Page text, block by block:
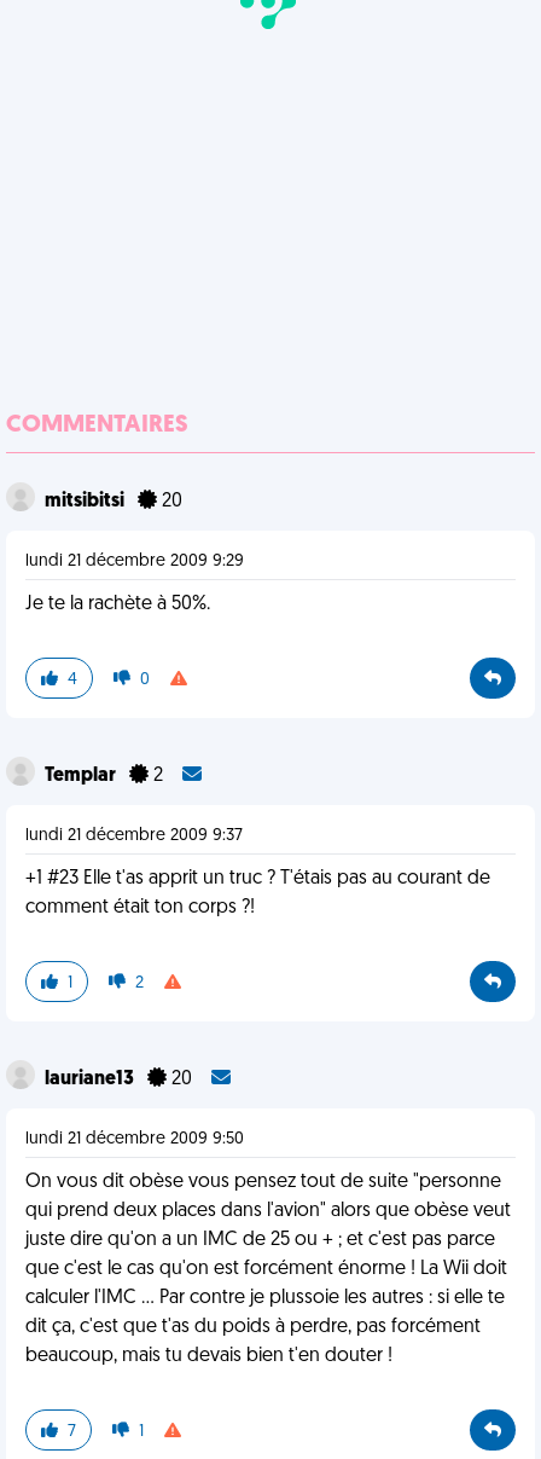
COMMENTAIRES
mitsibitsi 20
lundi 21 décembre 2009 9:29
Je te la rachète à 50%.
4 0
Templar 2
lundi 21 décembre 2009 9:37
+1 #23 Elle t'as apprit un truc ? T'étais pas au courant de
comment était ton corps ?!
1 2
lauriane13 20
lundi 21 décembre 2009 9:50
On vous dit obèse vous pensez tout de suite "personne
qui prend deux places dans l'avion" alors que obèse veut
juste dire qu'on a un IMC de 25 ou + ; et c'est pas parce
que c'est le cas qu'on est forcément énorme ! La Wii doit
calculer l'IMC ... Par contre je plussoie les autres : si elle te
dit ça, c'est que t'as du poids à perdre, pas forcément
beaucoup, mais tu devais bien t'en douter !
7 1